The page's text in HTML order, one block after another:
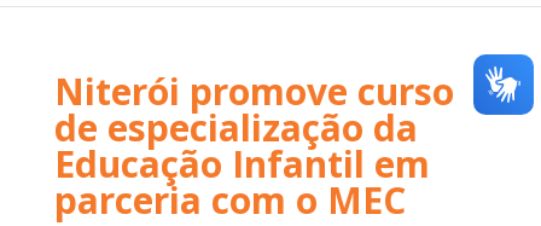
Niterói promove curso
de especialização da
Educação Infantil em
parceria com o MEC